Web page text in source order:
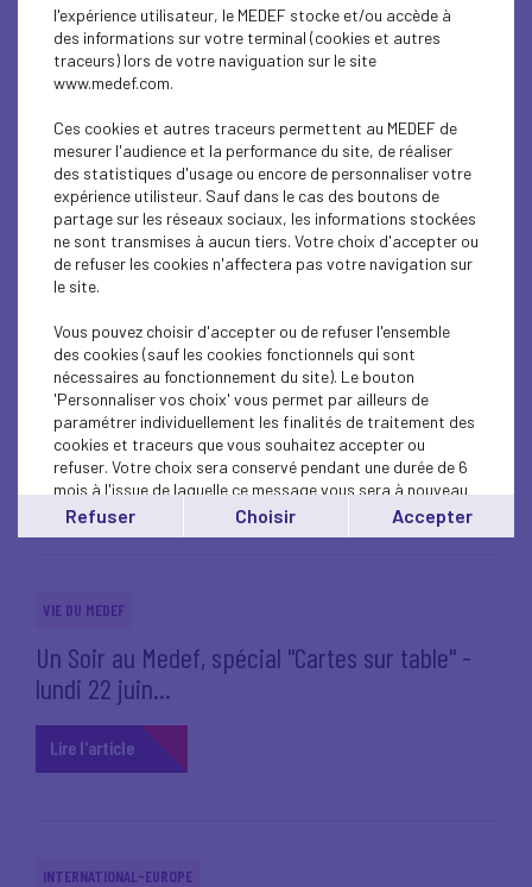
ÉCONOMIE
Réforme du financement de la sécurité sociale
: les propositions...
Lire l'article
ÉCONOMIE
REF Souveraineté - Accélérer ou (encore)
décrocher - lundi 29...
Lire l'article
VIE DU MEDEF
Un Soir au Medef, spécial "Cartes sur table" -
lundi 22 juin...
Lire l'article
INTERNATIONAL-EUROPE
l'expérience utilisateur, le MEDEF stocke et/ou accède à
des informations sur votre terminal (cookies et autres
traceurs) lors de votre naviguation sur le site
www.medef.com.
Ces cookies et autres traceurs permettent au MEDEF de
mesurer l'audience et la performance du site, de réaliser
des statistiques d'usage ou encore de personnaliser votre
expérience utilisteur. Sauf dans le cas des boutons de
partage sur les réseaux sociaux, les informations stockées
ne sont transmises à aucun tiers. Votre choix d'accepter ou
de refuser les cookies n'affectera pas votre navigation sur
le site.
Vous pouvez choisir d'accepter ou de refuser l'ensemble
des cookies (sauf les cookies fonctionnels qui sont
nécessaires au fonctionnement du site). Le bouton
'Personnaliser vos choix' vous permet par ailleurs de
paramétrer individuellement les finalités de traitement des
cookies et traceurs que vous souhaitez accepter ou
refuser. Votre choix sera conservé pendant une durée de 6
mois à l'issue de laquelle ce message vous sera à nouveau
affiché..
Vous pouvez modifier votre choix à tout moment en
Refuser Choisir Accepter